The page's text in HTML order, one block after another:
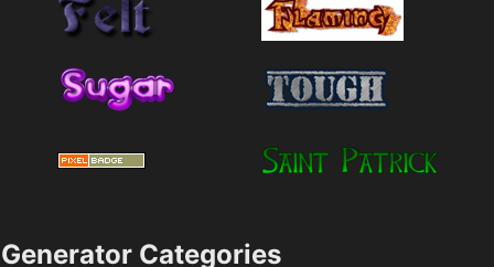
Generator Categories